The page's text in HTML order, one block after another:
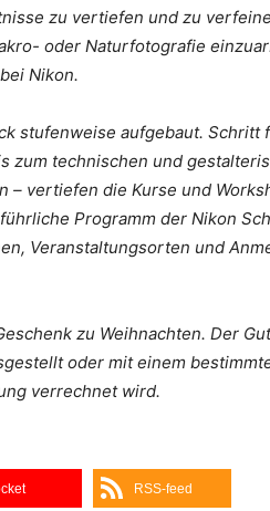
zu vertiefen und zu
oder Naturfotografie
Nikon.
stufenweise aufgebaut. Schritt
zum technischen und
vertiefen die Kurse und
Programm der Nikon
Veranstaltungsorten und
zu Weihnachten. Der
oder mit einem
verrechnet wird.
RSS-feed